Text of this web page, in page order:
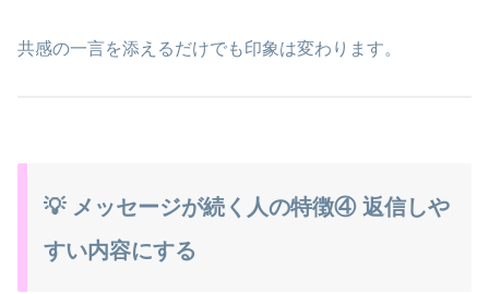
共感の一言を添えるだけでも印象は変わります。
💡 メッセージが続く人の特徴④ 返信しや
すい内容にする